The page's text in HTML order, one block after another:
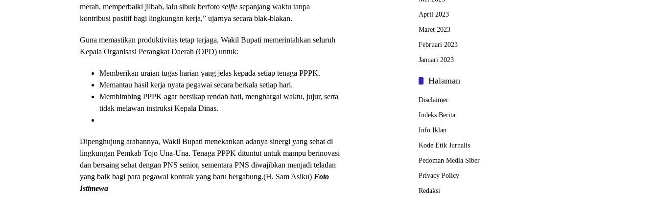
merah, memperbaiki jilbab, lalu sibuk berfoto selfie sepanjang waktu tanpa
kontribusi positif bagi lingkungan kerja,” ujarnya secara blak-blakan.
Guna memastikan produktivitas tetap terjaga, Wakil Bupati memerintahkan seluruh
Kepala Organisasi Perangkat Daerah (OPD) untuk:
Memberikan uraian tugas harian yang jelas kepada setiap tenaga PPPK.
Memantau hasil kerja nyata pegawai secara berkala setiap hari.
Membimbing PPPK agar bersikap rendah hati, menghargai waktu, jujur, serta
tidak melawan instruksi Kepala Dinas.
Dipenghujung arahannya, Wakil Bupati menekankan adanya sinergi yang sehat di
lingkungan Pemkab Tojo Una-Una. Tenaga PPPK dituntut untuk mampu berinovasi
dan bersaing sehat dengan PNS senior, sementara PNS diwajibkan menjadi teladan
yang baik bagi para pegawai kontrak yang baru bergabung.(H. Sam Asiku) Foto
Istimewa
April 2023
Maret 2023
Februari 2023
Januari 2023
Halaman
Disclaimer
Indeks Berita
Info Iklan
Kode Etik Jurnalis
Pedoman Media Siber
Privacy Policy
Redaksi